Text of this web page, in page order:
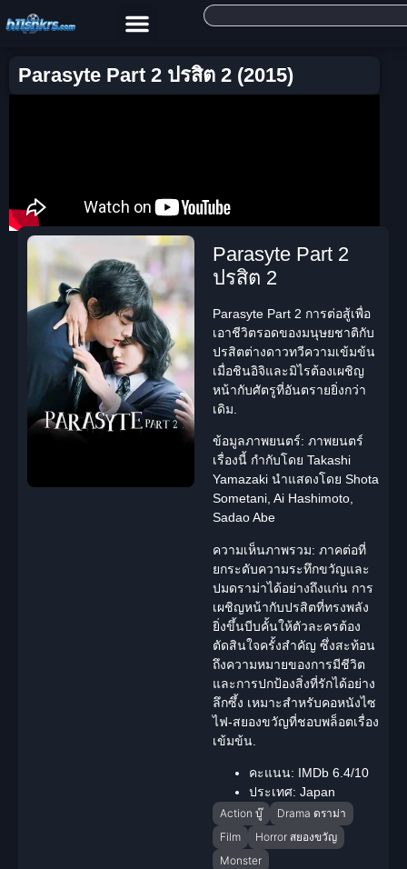
Parasyte Part 2 ปรสิต 2 (2015)
Parasyte Part 2
ปรสิต 2
Parasyte Part 2 การต่อสู้เพื่อ
เอาชีวิตรอดของมนุษยชาติกับ
ปรสิตต่างดาวทวีความเข้มข้น
เมื่อชินอิจิและมิไรต้องเผชิญ
หน้ากับศัตรูที่อันตรายยิ่งกว่า
เดิม.
ข้อมูลภาพยนตร์: ภาพยนตร์
เรื่องนี้ กำกับโดย Takashi
Yamazaki นำแสดงโดย Shota
Sometani, Ai Hashimoto,
Sadao Abe
ความเห็นภาพรวม: ภาคต่อที่
ยกระดับความระทึกขวัญและ
ปมดราม่าได้อย่างถึงแก่น การ
เผชิญหน้ากับปรสิตที่ทรงพลัง
ยิ่งขึ้นบีบคั้นให้ตัวละครต้อง
ตัดสินใจครั้งสำคัญ ซึ่งสะท้อน
ถึงความหมายของการมีชีวิต
และการปกป้องสิ่งที่รักได้อย่าง
ลึกซึ้ง เหมาะสำหรับคอหนังไซ
ไฟ-สยองขวัญที่ชอบพล็อตเรื่อง
เข้มข้น.
คะแนน: IMDb 6.4/10
ประเทศ: Japan
Action บู๊
Drama ดราม่า
Film
Horror สยองขวัญ
Monster